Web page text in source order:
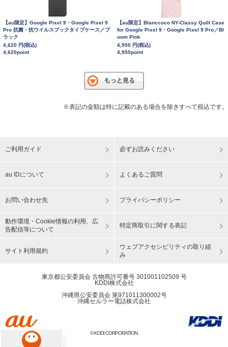
【au限定】Google Pixel 9・Google Pixel 9
Pro 抗菌・抗ウイルスブックタイプケース／ブ
ラック
4,620 円(税込)
4,620point
【au限定】Blanccoco NY-Classy Quilt Case
for Google Pixel 9・Google Pixel 9 Pro／Bl
oom Pink
4,950 円(税込)
4,950point
※表記の金額は特に記載のある場合を除きすべて税込です。
ご利用ガイド 必ずお読みください
au IDについて よくあるご質問
お問い合わせ先 プライバシーポリシー
動作環境・Cookie情報の利用、広
告配信等について
特定商取引に関する表記
サイト利用規約
ウェブアクセシビリティの取り組
み
東京都公安委員会 古物商許可番号 301001102509 号
KDDI株式会社
沖縄県公安委員会 第971011300002号
沖縄セルラー電話株式会社
© KDDI CORPORATION.